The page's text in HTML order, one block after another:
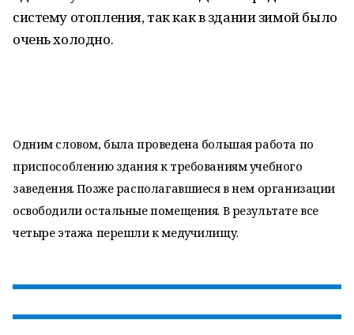
систему отопления, так как в здании зимой было
очень холодно.
Одним словом, была проведена большая работа по
приспособлению здания к требованиям учебного
заведения. Позже располагавшиеся в нем организации
освободили остальные помещения. В результате все
четыре этажа перешли к медучилищу.